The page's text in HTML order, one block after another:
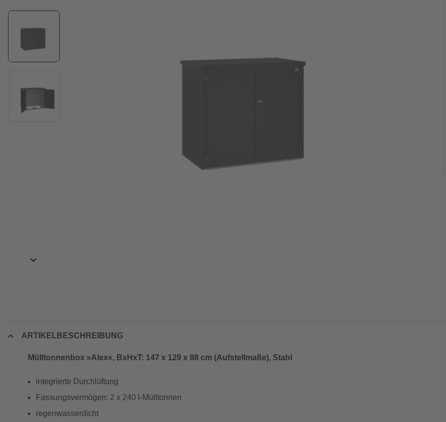
ARTIKELBESCHREIBUNG
Mülltonnenbox »Alex«, BxHxT: 147 x 129 x 88 cm (Aufstellmaße), Stahl
integrierte Durchlüftung
Fassungsvermögen: 2 x 240 l-Mülltonnen
regenwasserdicht